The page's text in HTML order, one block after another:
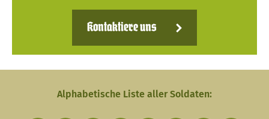
Kontaktiere uns
Alphabetische Liste aller Soldaten: